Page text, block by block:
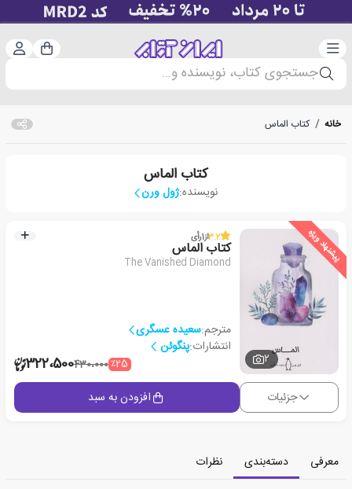
دسته‌بندی سبد
جستجوی کتاب، نویسنده و...
خانه / کتاب الماس‏‫
کتاب الماس‏‫
نویسنده:ژول ورن
پیشنهاد ویژه
2
3.2از1رأی
کتاب الماس‏‫
The Vanished Diamond
مترجم:سعیده عسگری
انتشارات:پنگوئن
٪25430،000322،500
جزئیات افزودن به سبد
معرفی دسته‌بندی
نظرات